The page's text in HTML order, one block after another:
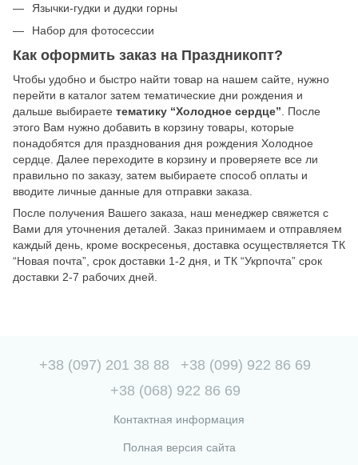
Язычки-гудки и дудки горны
Набор для фотосессии
Как оформить заказ на Праздникопт?
Чтобы удобно и быстро найти товар на нашем сайте, нужно
перейти в каталог затем тематические дни рождения и
дальше выбираете тематику “Холодное сердце” . После
этого Вам нужно добавить в корзину товары, которые
понадобятся для празднования дня рождения Холодное
сердце. Далее переходите в корзину и проверяете все ли
правильно по заказу, затем выбираете способ оплаты и
вводите личные данные для отправки заказа.
После получения Вашего заказа, наш менеджер свяжется с
Вами для уточнения деталей. Заказ принимаем и отправляем
каждый день, кроме воскресенья, доставка осуществляется ТК
“Новая почта”, срок доставки 1-2 дня, и ТК “Укрпочта” срок
доставки 2-7 рабочих дней.
+38 (097) 201 38 88
+38 (099) 922 86 69
+38 (068) 922 86 69
Контактная информация
Полная версия сайта